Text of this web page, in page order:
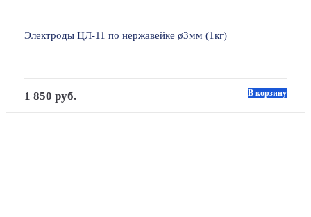
Электроды ЦЛ-11 по нержавейке ø3мм (1кг)
1 850 руб. В корзину